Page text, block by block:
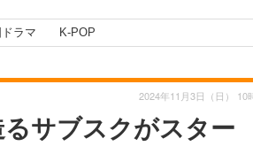
ラマ K-POP
るサブスクがスター
2024年11月3日（日） 10